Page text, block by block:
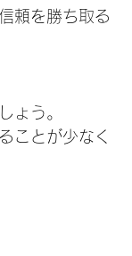
頼を勝ち取る
ょう。
ことが少なく